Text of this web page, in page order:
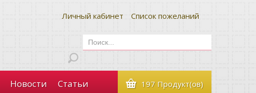
Личный кабинет Список пожеланий
Новости Статьи 197 Продукт(ов)